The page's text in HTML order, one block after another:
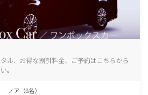
ル、お得な割引料金、ご予約はこちらから
。
ノア（8名）